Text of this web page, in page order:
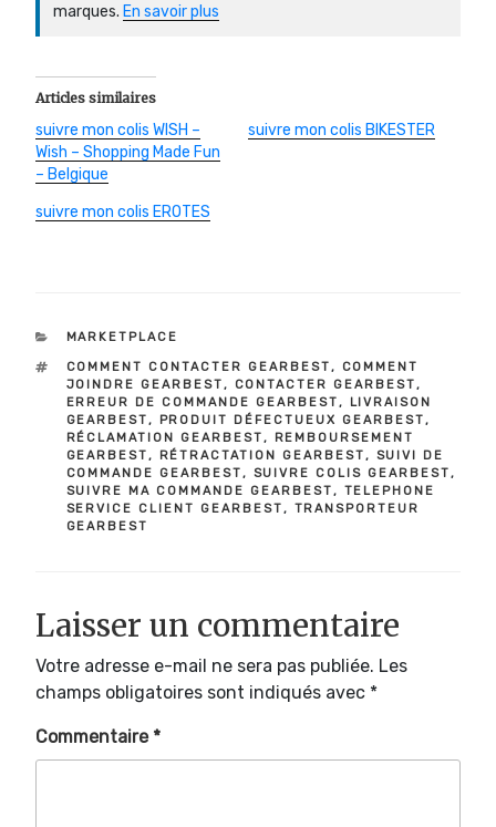
marques. En savoir plus
Articles similaires
suivre mon colis WISH –
Wish – Shopping Made Fun
– Belgique
suivre mon colis BIKESTER
suivre mon colis EROTES
CATÉGORIES
MARKETPLACE
ÉTIQUETTES
COMMENT CONTACTER GEARBEST,
COMMENT
JOINDRE GEARBEST, CONTACTER GEARBEST,
ERREUR DE COMMANDE GEARBEST,
LIVRAISON
GEARBEST, PRODUIT DÉFECTUEUX GEARBEST,
RÉCLAMATION GEARBEST,
REMBOURSEMENT
GEARBEST, RÉTRACTATION GEARBEST, SUIVI DE
COMMANDE GEARBEST, SUIVRE COLIS GEARBEST,
SUIVRE MA COMMANDE GEARBEST, TELEPHONE
SERVICE CLIENT GEARBEST, TRANSPORTEUR
GEARBEST
Laisser un commentaire
Votre adresse e-mail ne sera pas publiée. Les
champs obligatoires sont indiqués avec *
Commentaire *